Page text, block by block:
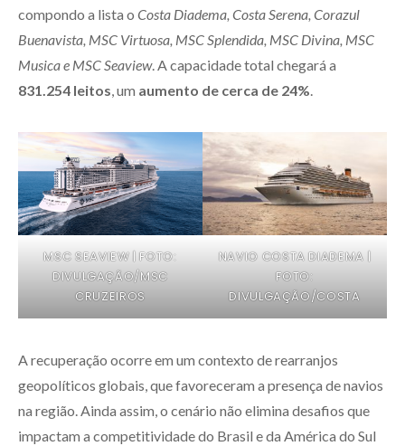
compondo a lista o Costa Diadema, Costa Serena, Corazul
Buenavista, MSC Virtuosa, MSC Splendida, MSC Divina, MSC
Musica e MSC Seaview. A capacidade total chegará a
831.254 leitos , um aumento de cerca de 24%
MSC SEAVIEW | FOTO:
DIVULGAÇÃO/MSC
CRUZEIROS
NAVIO COSTA DIADEMA |
FOTO:
DIVULGAÇÃO/COSTA
A recuperação ocorre em um contexto de rearranjos
geopolíticos globais, que favoreceram a presença de navios
na região. Ainda assim, o cenário não elimina desafios que
impactam a competitividade do Brasil e da América do Sul